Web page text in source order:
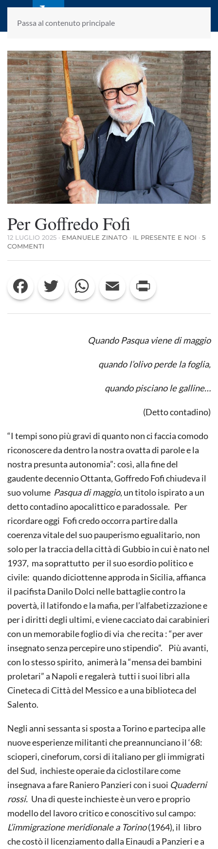
Passa al contenuto principale
laletteraturaenoi.it
fondato da Romano Luperini
Per Goffredo Fofi
12 LUGLIO 2025 · EMANUELE ZINATO · IL PRESENTE E NOI · 5
COMMENTI
GOFFREDO
Facebook Twitter WhatsApp Email
Quando Pasqua viene di maggio
quando l’olivo perde la foglia,
quando pisciano le galline…
(Detto contadino)
“I tempi sono più gravi di quanto non ci faccia comodo
riconoscere da dentro la nostra ovatta di parole e la
nostra presunta autonomia”: così, alla fine del
gaudente decennio Ottanta, Goffredo Fofi chiudeva il
suo volume Pasqua di maggio, un titolo ispirato a un
detto contadino apocalittico e paradossale. Per
ricordare oggi Fofi credo occorra partire dalla
coerenza vitale del suo pauperismo egualitario, non
solo per la traccia della città di Gubbio in cui è nato nel
1937, ma soprattutto per il suo esordio politico e
civile: quando diciottenne approda in Sicilia, affianca
il pacifista Danilo Dolci nelle battaglie contro la
povertà, il latifondo e la mafia, per l’alfabetizzazione e
per i diritti degli ultimi, e viene cacciato dai carabinieri
con un memorabile foglio di via che recita : “per aver
insegnato senza percepire uno stipendio”. Più avanti,
con lo stesso spirito, animerà la “mensa dei bambini
proletari” a Napoli e regalerà tutti i suoi libri alla
Cineteca di Città del Messico e a una biblioteca del
Salento.
Negli anni sessanta si sposta a Torino e partecipa alle
nuove esperienze militanti che preannunciano il ‘68:
scioperi, cineforum, corsi di italiano per gli immigrati
del Sud, inchieste operaie da ciclostilare come
insegnava a fare Raniero Panzieri con i suoi Quaderni
rossi. Una di queste inchieste è un vero e proprio
modello del lavoro critico e conoscitivo sul campo:
L’immigrazione meridionale a Torino(1964), il libro
che costò il licenziamento dalla Einaudi a Panzieri e a